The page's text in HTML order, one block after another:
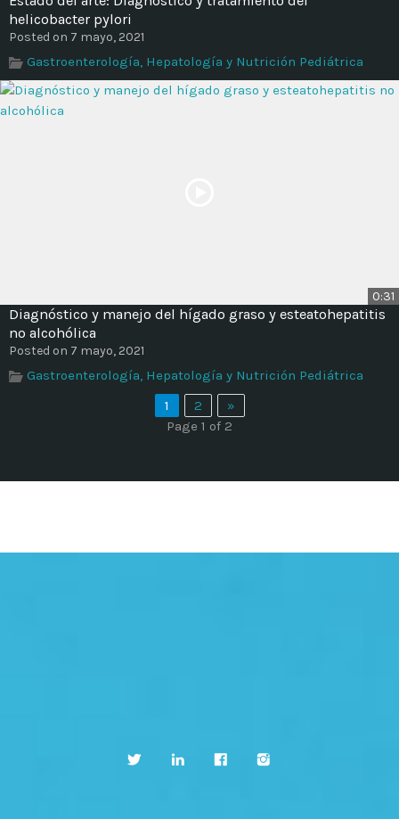
helicobacter pylori
Posted on 7 mayo, 2021
Gastroenterología, Hepatología y Nutrición Pediátrica
0:31
Diagnóstico y manejo del hígado graso y esteatohepatitis
no alcohólica
Posted on 7 mayo, 2021
Gastroenterología, Hepatología y Nutrición Pediátrica
1
2
»
Page 1 of 2